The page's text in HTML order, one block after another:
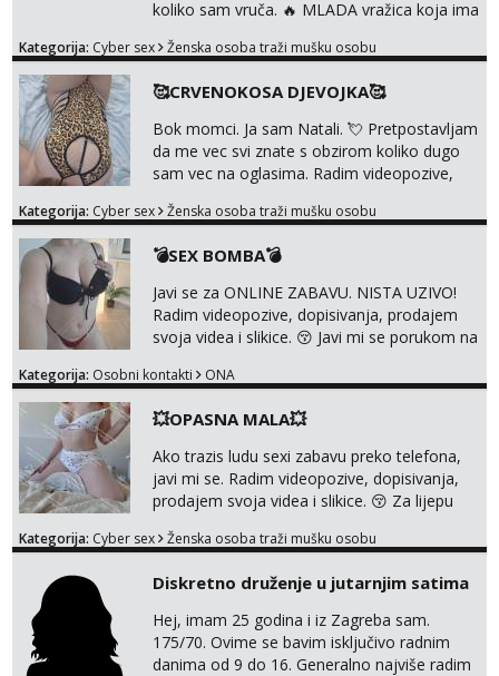
koliko sam vruča.‎ ️‍🔥 MLADA vražica koja ima
prljave i u svemu vidim samo užitak. 💦 U
po svojoj mjeri. Sexi videa s kolegicama,
dečkom ili pak ja sama di se dovodim do
ludila. 🍑 Naravno ako ti moja ponuda nije
dovoljna uvije...
Kategorija: Cyber sex Ženska osoba traži mušku osobu
🥰CRVENOKOSA DJEVOJKA🥰
Bok momci. Ja sam Natali. 💘 Pretpostavljam
da me vec svi znate s obzirom koliko dugo
sam vec na oglasima. Radim videopozive,
Za lijepu suradnju javi mi se porukom na
0045
Kategorija: Cyber sex Ženska osoba traži mušku osobu
💣SEX BOMBA💣
Javi se za ONLINE ZABAVU. NISTA UZIVO!
Radim videopozive, dopisivanja, prodajem
svoja videa i slikice. 😚 Javi mi se porukom na
0045
Kategorija: Osobni kontakti ONA
💥OPASNA MALA💥
Ako trazis ludu sexi zabavu preko telefona,
javi mi se. Radim videopozive, dopisivanja,
prodajem svoja videa i slikice. 😚 Za lijepu
Viber ili Telegram. +385 91 723 0045
Kategorija: Cyber sex Ženska osoba traži mušku osobu
Diskretno druženje u jutarnjim satima
Hej, imam 25 godina i iz Zagreba sam.
175/70. Ovime se bavim isključivo radnim
danima od 9 do 16. Generalno najviše radim